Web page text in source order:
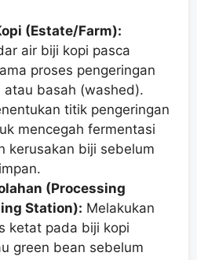
(Estate/Farm):
air biji kopi pasca
proses pengeringan
atau basah (washed).
titik pengeringan
mencegah fermentasi
kerusakan biji sebelum
(Processing
Station): Melakukan
ketat pada biji kopi
green bean sebelum